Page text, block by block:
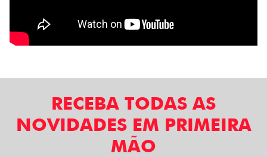
RECEBA TODAS AS
NOVIDADES EM PRIMEIRA
MÃO